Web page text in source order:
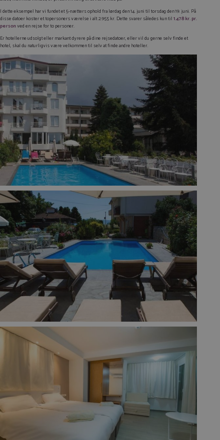
I dette eksempel har vi fundet et 5-nætters ophold fra lørdag den 14. juni til torsdag den 19. juni. På
disse datoer koster et topersoners værelse i alt 2.955 kr. Dette svarer således kun til1.478 kr. pr.
personved en rejse for to personer.
Er hotellerne udsolgt eller markant dyrere på dine rejsedatoer, eller vil du gerne selv finde et
hotel, skal du naturligvis være velkommen til selv at finde andre hoteller.